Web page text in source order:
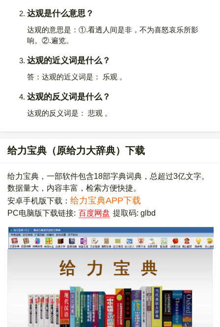
达观是什么意思？
达观的意思是：①.看透人间是非，不为喜怒哀乐所影
响。②.遍览。
达观的近义词是什么？
答：达观的近义词是： 乐观 。
达观的反义词是什么？
达观的反义词是： 悲观 。
给力宝典（原给力大辞典）下载
给力宝典，一部软件包含18部字典词典，总超过3亿文字。
数据量大，内容丰富，检索方便快捷。
安卓手机版下载： 给力宝典APP下载
PC电脑版下载链接: 百度网盘 提取码: glbd